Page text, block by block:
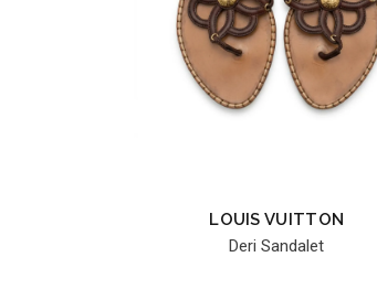
LOUIS VUITTON
Deri Sandalet